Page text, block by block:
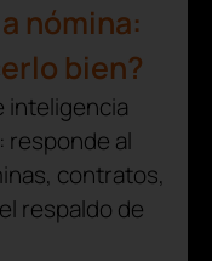
nómina:
bien?
inteligencia
al
contratos,
respaldo de